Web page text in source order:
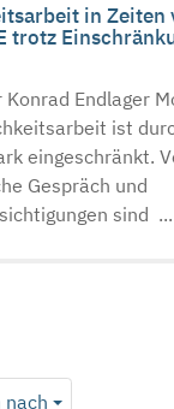
in Zeiten
trotz
Konrad Endlager
ist
eingeschränkt.
Gespräch und
sind ...
nach